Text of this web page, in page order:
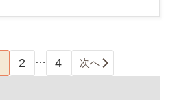
2 … 4 次へ